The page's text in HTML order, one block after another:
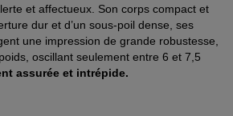
et affectueux. Son corps compact et
dur et d’un sous-poil dense, ses
une impression de grande robustesse,
oscillant seulement entre 6 et 7,5
assurée et intrépide.